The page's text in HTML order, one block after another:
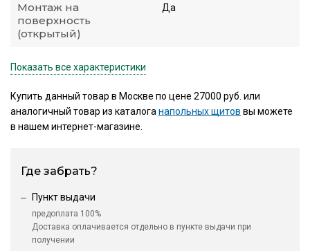
Монтаж на
поверхность
(открытый)
Да
Показать все характеристики
Купить данный товар в Москве по цене 27000 руб. или
аналогичный товар из каталоганапольных щитов вы можете
в нашем интернет-магазине.
Где забрать?
Пункт выдачи
предоплата 100%
Доставка оплачивается отдельно в пункте выдачи при
получении